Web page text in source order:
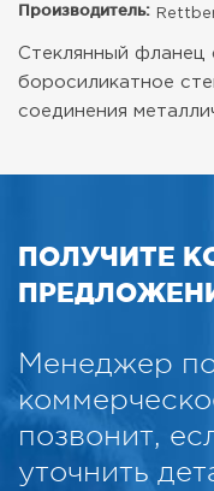
Производитель:
Стеклянный фланец
боросиликатное
соединения
ПОЛУЧИТЕ
Менеджер
позвонит,
уточнить